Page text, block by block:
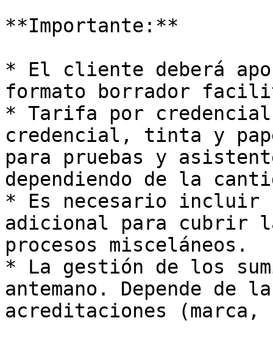
**Importante:**
* El cliente deberá
formato borrador
* Tarifa por
credencial, tinta y
para pruebas y
dependiendo de la
* Es necesario incluir
adicional para cubrir
procesos misceláneos.
* La gestión de los
antemano. Depende
acreditaciones